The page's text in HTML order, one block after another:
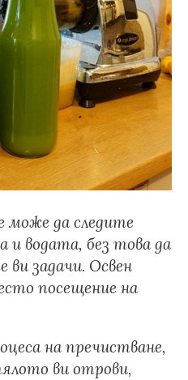
може да следите
и водата, без това да
ви задачи. Освен
посещение на
на пречистване,
ви отрови,